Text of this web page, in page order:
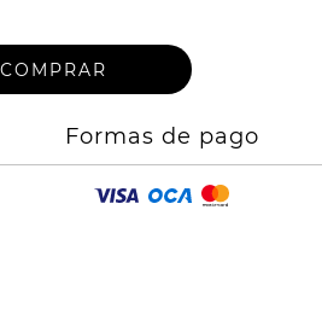
Formas de pago